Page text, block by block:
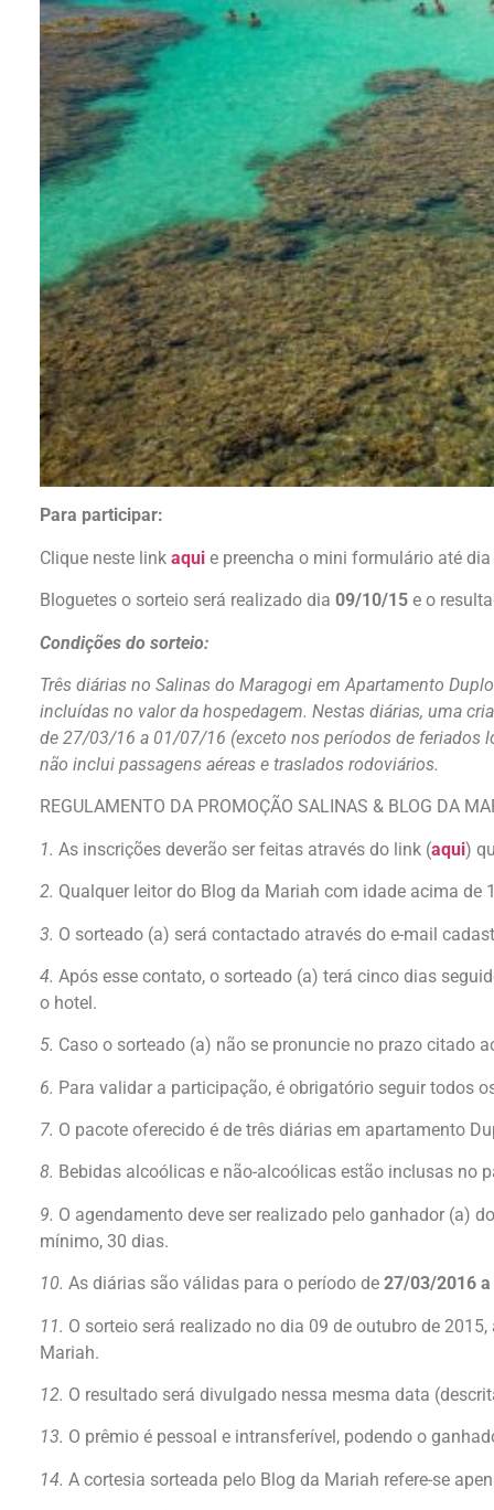
Para participar:
Clique neste link aqui e preencha o mini formulário até dia
Bloguetes o sorteio será realizado dia 09/10/15 e o
Condições do sorteio:
Três diárias no Salinas do Maragogi em Apartamento
incluídas no valor da hospedagem. Nestas diárias, uma
de 27/03/16 a 01/07/16 (exceto nos períodos de feriados
não inclui passagens aéreas e traslados rodoviários.
REGULAMENTO DA PROMOÇÃO SALINAS & BLOG DA
1. As inscrições deverão ser feitas através do link (aqui)
2. Qualquer leitor do Blog da Mariah com idade acima de
3. O sorteado (a) será contactado através do e-mail
4. Após esse contato, o sorteado (a) terá cinco dias
o hotel.
5. Caso o sorteado (a) não se pronuncie no prazo citado
6. Para validar a participação, é obrigatório seguir todos
7. O pacote oferecido é de três diárias em apartamento
8. Bebidas alcoólicas e não-alcoólicas estão inclusas no
9. O agendamento deve ser realizado pelo ganhador (a)
mínimo, 30 dias.
10. As diárias são válidas para o período de 27/03/2016
11. O sorteio será realizado no dia 09 de outubro de
Mariah.
12. O resultado será divulgado nessa mesma data
13. O prêmio é pessoal e intransferível, podendo o
14. A cortesia sorteada pelo Blog da Mariah refere-se